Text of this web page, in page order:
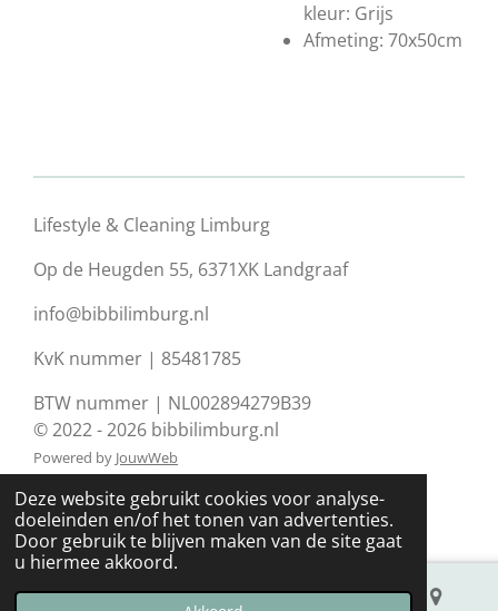
Deze website gebruikt cookies voor analyse-
doeleinden en/of het tonen van advertenties.
Door gebruik te blijven maken van de site gaat
u hiermee akkoord.
kleur: Grijs
Afmeting: 70x50cm
Lifestyle & Cleaning Limburg
Op de Heugden 55, 6371XK Landgraaf
info@bibbilimburg.nl
KvK nummer | 85481785
BTW nummer | NL002894279B39
© 2022 - 2026 bibbilimburg.nl
Powered by JouwWeb